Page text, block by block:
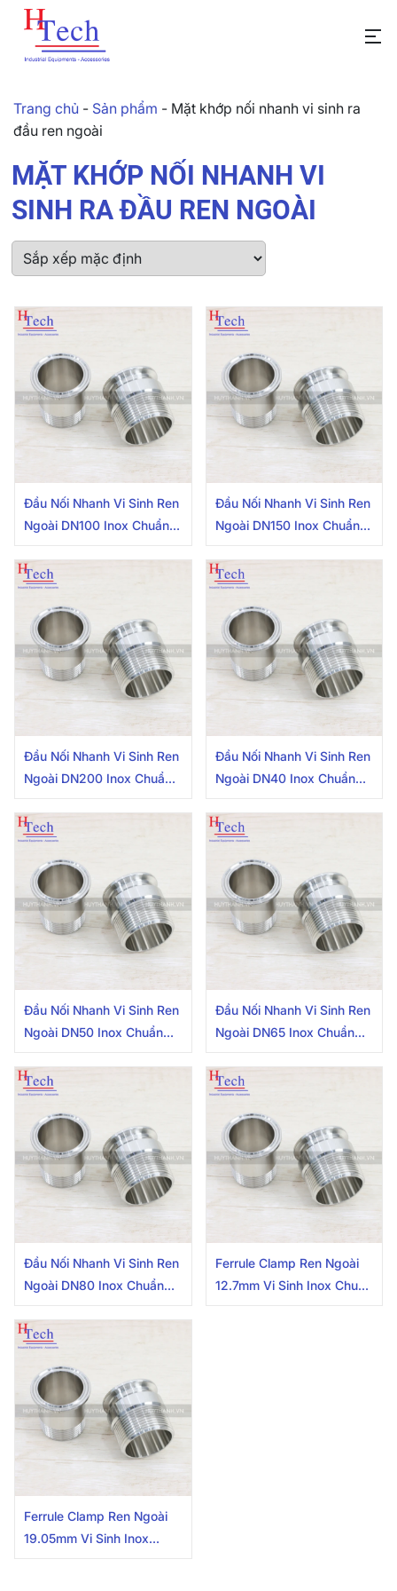
Trang chủ - Sản phẩm - Mặt khớp nối nhanh vi sinh ra
đầu ren ngoài
MẶT KHỚP NỐI NHANH VI
SINH RA ĐẦU REN NGOÀI
Đầu Nối Nhanh Vi Sinh Ren
Ngoài DN100 Inox Chuẩn
Đầu Nối Nhanh Vi Sinh Ren
Ngoài DN150 Inox Chuẩn
Đầu Nối Nhanh Vi Sinh Ren
Ngoài DN200 Inox Chuẩn
Đầu Nối Nhanh Vi Sinh Ren
Ngoài DN40 Inox Chuẩn
Đầu Nối Nhanh Vi Sinh Ren
Ngoài DN50 Inox Chuẩn
Đầu Nối Nhanh Vi Sinh Ren
Ngoài DN65 Inox Chuẩn
Đầu Nối Nhanh Vi Sinh Ren
Ngoài DN80 Inox Chuẩn
Ferrule Clamp Ren Ngoài
12.7mm Vi Sinh Inox Chuẩn
Ferrule Clamp Ren Ngoài
19.05mm Vi Sinh Inox